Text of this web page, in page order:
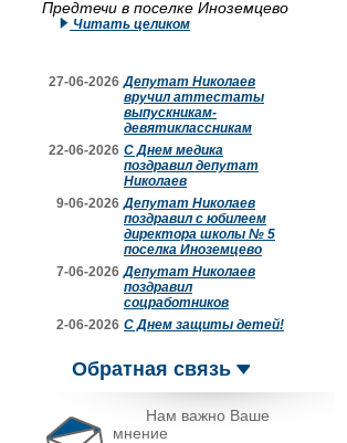
Предтечи в поселке Иноземцево
Читать целиком
27-06-2026 Депутат Николаев
вручил аттестаты
выпускникам-
девятиклассникам
22-06-2026 С Днем медика
поздравил депутат
Николаев
9-06-2026 Депутат Николаев
поздравил с юбилеем
директора школы № 5
поселка Иноземцево
7-06-2026 Депутат Николаев
поздравил
соцработников
2-06-2026 С Днем защиты детей!
Обратная связь
Нам важно Ваше
мнение